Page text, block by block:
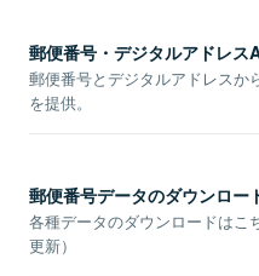
郵便番号・デジタルアドレス
郵便番号とデジタルアドレスか
を提供。
郵便番号データのダウンロー
各種データのダウンロードはこ
更新）